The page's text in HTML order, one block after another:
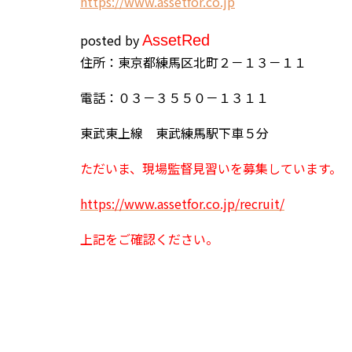
posted byAssetRed
住所：東京都練馬区北町２－１３－１１
電話：０３－３５５０－１３１１
東武東上線 東武練馬駅下車５分
ただいま、現場監督見習いを募集しています。
https://www.assetfor.co.jp/recruit/
上記をご確認ください。